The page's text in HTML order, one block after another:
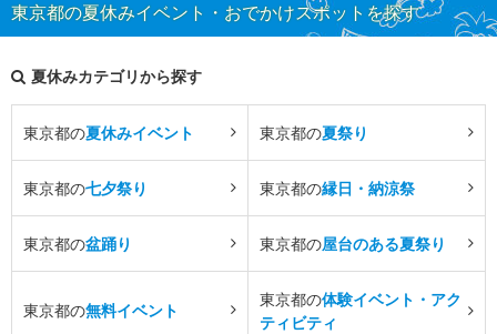
東京都の夏休みイベント・おでかけスポットを探す
夏休みカテゴリから探す
東京都の夏休みイベント 東京都の夏祭り
東京都の七夕祭り 東京都の縁日・納涼祭
東京都の盆踊り 東京都の屋台のある夏祭り
東京都の無料イベント
東京都の体験イベント・アク
ティビティ